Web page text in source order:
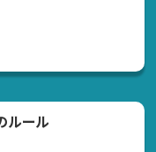
ルール